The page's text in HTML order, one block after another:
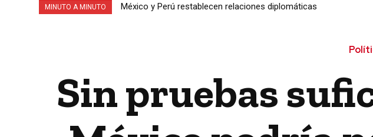
MINUTO A MINUTO México y Perú restablecen relaciones diplomáticas
Sin pruebas